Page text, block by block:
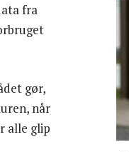
fra
gør,
når
alle glip